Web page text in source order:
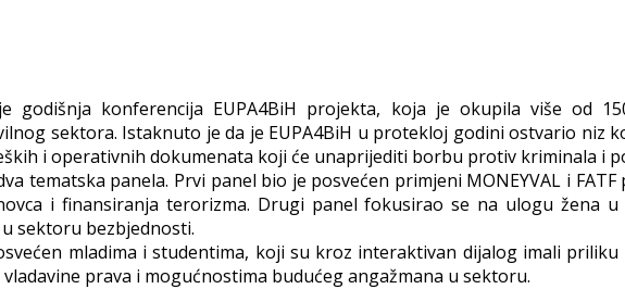
godišnja konferencija EUPA4BiH projekta, koja je okupila više od
sektora. Istaknuto je da je EUPA4BiH u protekloj godini ostvario niz
i operativnih dokumenata koji će unaprijediti borbu protiv kriminala i
tematska panela. Prvi panel bio je posvećen primjeni MONEYVAL i
i finansiranja terorizma. Drugi panel fokusirao se na ulogu žena
sektoru bezbjednosti.
mladima i studentima, koji su kroz interaktivan dijalog imali priliku
prava i mogućnostima budućeg angažmana u sektoru.